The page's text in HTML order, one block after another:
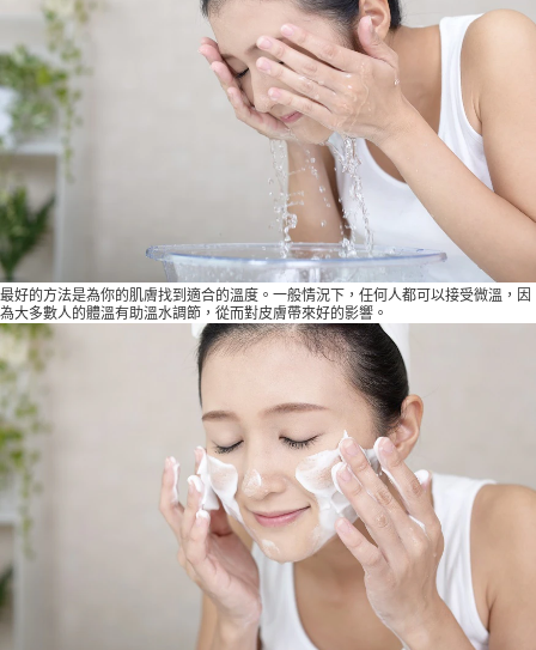
最好的方法是為你的肌膚找到適合的溫度。一般情況下，任何人都可以接受微溫，因
為大多數人的體溫有助溫水調節，從而對皮膚帶來好的影響。